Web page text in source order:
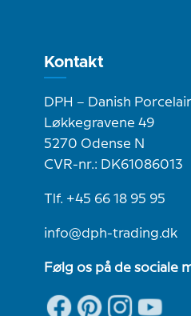
Kontakt
DPH – Danish
Løkkegravene 49
5270 Odense N
CVR-nr.: DK61086013
Tlf. +45 66 18 95 95
info@dph-trading.dk
Følg os på de sociale